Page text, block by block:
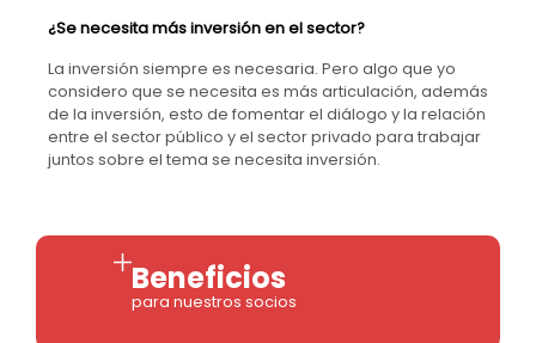
¿Se necesita más inversión en el sector?
La inversión siempre es necesaria. Pero algo que yo
considero que se necesita es más articulación, además
de la inversión, esto de fomentar el diálogo y la relación
entre el sector público y el sector privado para trabajar
juntos sobre el tema se necesita inversión.
Beneficios
para nuestros socios